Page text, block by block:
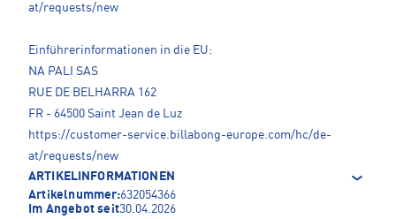
at/requests/new
Einführerinformationen in die EU:
NA PALI SAS
RUE DE BELHARRA 162
FR - 64500 Saint Jean de Luz
https://customer-service.billabong-europe.com/hc/de-
at/requests/new
ARTIKELINFORMATIONEN
Artikelnummer:632054366
Im Angebot seit30.04.2026